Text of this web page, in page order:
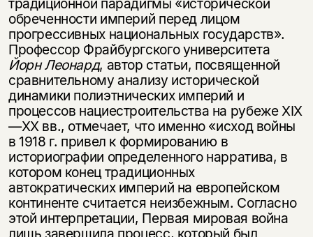
традиционной парадигмы «исторической
обреченности империй перед лицом
прогрессивных национальных государств».
Профессор Фрайбургского университета
Йорн Леонард, автор статьи, посвященной
сравнительному анализу исторической
динамики полиэтнических империй и
процессов нациестроительства на рубеже XIX
—XX вв., отмечает, что именно «исход войны
в 1918 г. привел к формированию в
историографии определенного нарратива, в
котором конец традиционных
автократических империй на европейском
континенте считается неизбежным. Согласно
этой интерпретации, Первая мировая война
лишь завершила процесс, который был